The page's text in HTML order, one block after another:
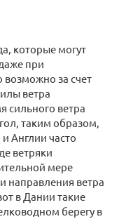
которые могут
при
возможно за счет
ветра
сильного ветра
таким образом,
Англии часто
ветряки
мере
направления ветра
в Дании такие
берегу в